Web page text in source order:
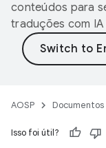
conteúdos para
traduções com
AOSP Documentos
Isso foi útil?